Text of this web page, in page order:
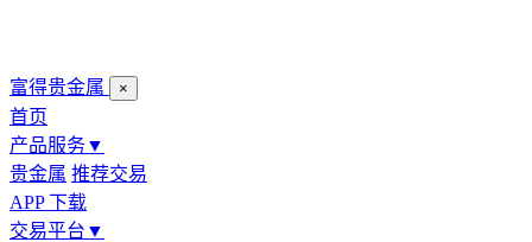
富得贵金属 ×
首页
产品服务▼
贵金属 推荐交易
APP 下载
交易平台 ▼